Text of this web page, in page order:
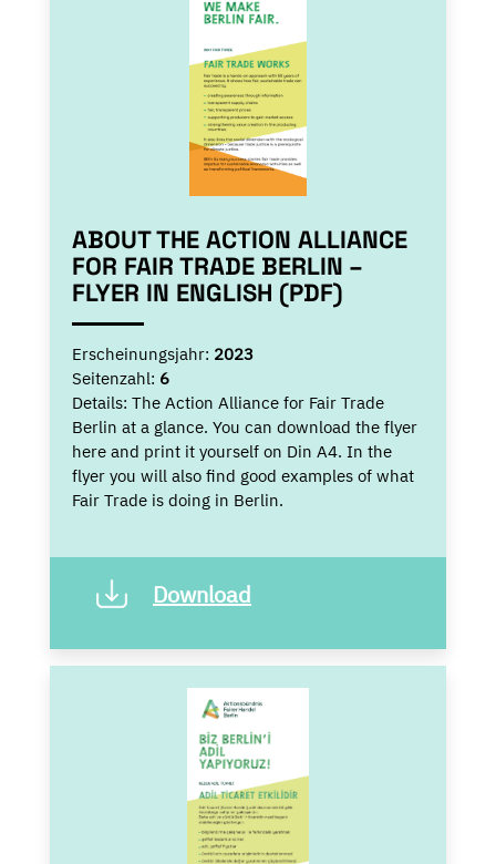
ABOUT THE ACTION ALLIANCE
FOR FAIR TRADE BERLIN –
FLYER IN ENGLISH (PDF)
Erscheinungsjahr: 2023
Seitenzahl: 6
Details: The Action Alliance for Fair Trade
Berlin at a glance. You can download the flyer
here and print it yourself on Din A4. In the
flyer you will also find good examples of what
Fair Trade is doing in Berlin.
Download